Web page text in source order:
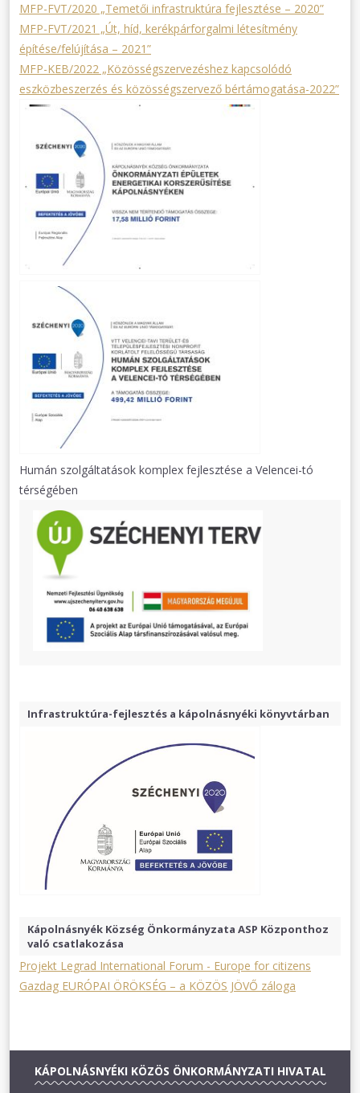
MFP-FVT/2020 „Temetői infrastruktúra fejlesztése – 2020”
MFP-FVT/2021 „Út, híd, kerékpárforgalmi létesítmény
építése/felújítása – 2021”
MFP-KEB/2022 „Közösségszervezéshez kapcsolódó
eszközbeszerzés és közösségszervező bértámogatása-2022”
Humán szolgáltatások komplex fejlesztése a Velencei-tó
térségében
Infrastruktúra-fejlesztés a kápolnásnyéki könyvtárban
Kápolnásnyék Község Önkormányzata ASP Központhoz
való csatlakozása
Projekt Legrad International Forum - Europe for citizens
Gazdag EURÓPAI ÖRÖKSÉG – a KÖZÖS JÖVŐ záloga
KÁPOLNÁSNYÉKI KÖZÖS ÖNKORMÁNYZATI HIVATAL